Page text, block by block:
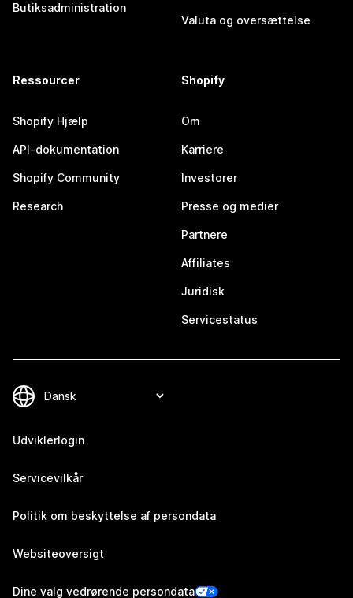
Butiksadministration
Valuta og oversættelse
Ressourcer
Shopify Hjælp
API-dokumentation
Shopify Community
Research
Shopify
Om
Karriere
Investorer
Presse og medier
Partnere
Affiliates
Juridisk
Servicestatus
Udviklerlogin
Servicevilkår
Politik om beskyttelse af persondata
Websiteoversigt
Dine valg vedrørende persondata